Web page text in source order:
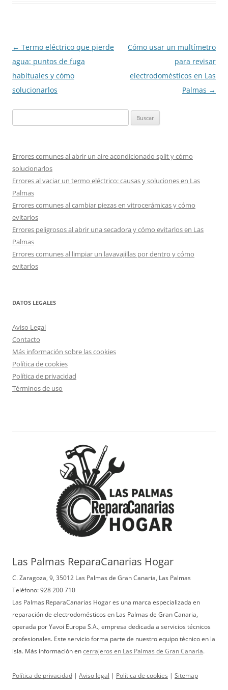
Navegación
de
entradas
← Termo eléctrico que pierde
agua: puntos de fuga
habituales y cómo
solucionarlos
Cómo usar un multímetro
para revisar
electrodomésticos en Las
Palmas →
Errores comunes al abrir un aire acondicionado split y cómo
solucionarlos
Errores al vaciar un termo eléctrico: causas y soluciones en Las
Palmas
Errores comunes al cambiar piezas en vitrocerámicas y cómo
evitarlos
Errores peligrosos al abrir una secadora y cómo evitarlos en Las
Palmas
Errores comunes al limpiar un lavavajillas por dentro y cómo
evitarlos
DATOS LEGALES
Aviso Legal
Contacto
Más información sobre las cookies
Política de cookies
Política de privacidad
Términos de uso
Las Palmas ReparaCanarias Hogar
C. Zaragoza, 9, 35012 Las Palmas de Gran Canaria, Las Palmas
Teléfono: 928 200 710
Las Palmas ReparaCanarias Hogar es una marca especializada en
reparación de electrodomésticos en Las Palmas de Gran Canaria,
operada por Yavoi Europa S.A., empresa dedicada a servicios técnicos
profesionales. Este servicio forma parte de nuestro equipo técnico en la
isla. Más información encerrajeros en Las Palmas de Gran Canaria.
Política de privacidad | Aviso legal | Política de cookies | Sitemap